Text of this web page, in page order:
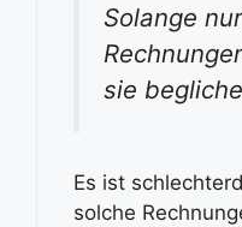
Solange
sie
Es ist
solche